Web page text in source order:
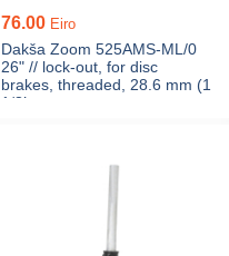
76.00 Eiro
Dakša Zoom 525AMS-ML/0
26" // lock-out, for disc
brakes, threaded, 28.6 mm (1
1/8’